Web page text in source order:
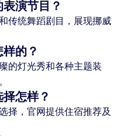
演节目？
传统舞蹈剧目，展现挪威
的？
的灯光秀和各种主题装
怎样？
择，官网提供住宿推荐及